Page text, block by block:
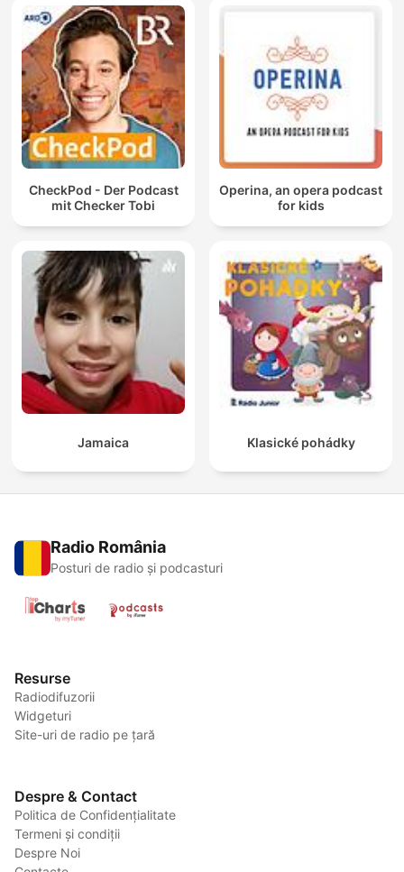
CheckPod - Der Podcast
mit Checker Tobi
Operina, an opera podcast
for kids
Jamaica Klasické pohádky
Radio România
Posturi de radio și podcasturi
Resurse
Radiodifuzorii
Widgeturi
Site-uri de radio pe țară
Despre & Contact
Politica de Confidențialitate
Termeni și condiții
Despre Noi